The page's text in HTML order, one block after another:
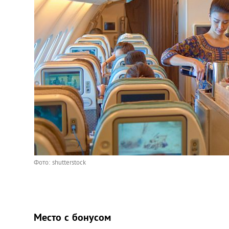
Фото: shutterstock
Место с бонусом